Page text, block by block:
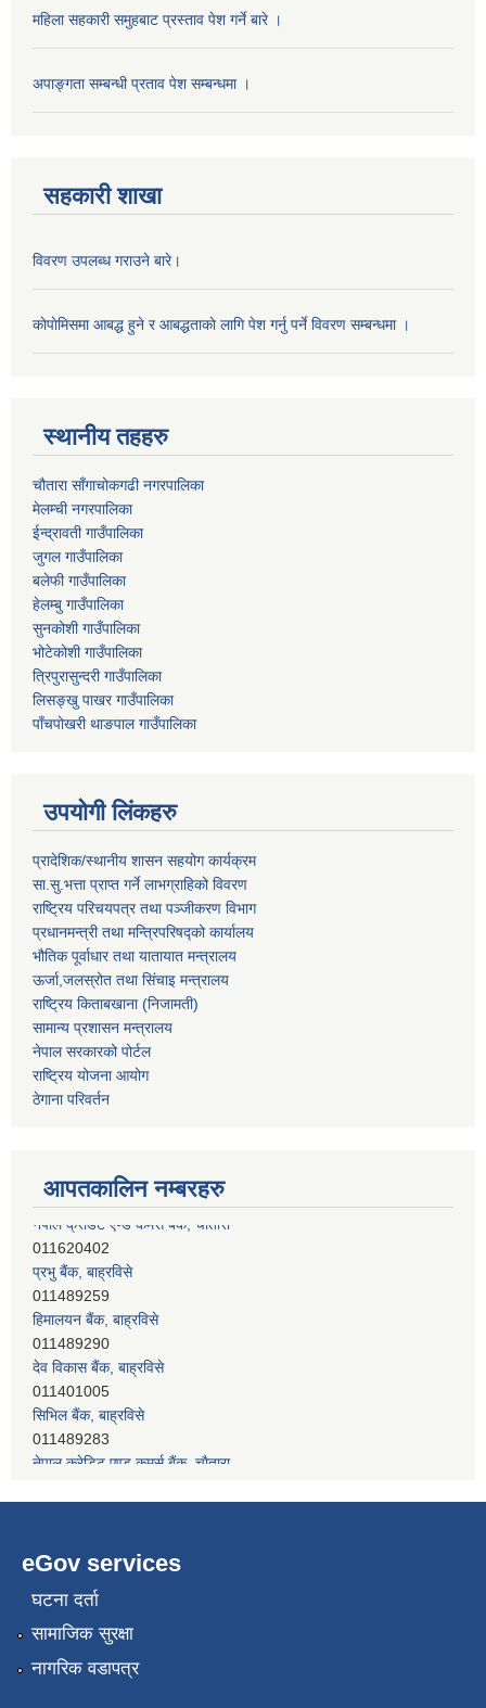
महिला सहकारी समुहबाट प्रस्ताव पेश गर्ने बारे ।
अपाङ्गता सम्बन्धी प्रताव पेश सम्बन्धमा ।
सहकारी शाखा
विवरण उपलब्ध गराउने बारे।
काेपाेमिसमा आबद्ध हुने र आबद्धताकाे लागि पेश गर्नु पर्ने विवरण सम्बन्धमा ।
स्थानीय तहहरु
चौतारा साँगाचोकगढी नगरपालिका
मेलम्ची नगरपालिका
ईन्द्रावती गाउँपालिका
जुगल गाउँपालिका
बलेफी गाउँपालिका
हेलम्बु गाउँपालिका
सुनकोशी गाउँपालिका
भोटेकोशी गाउँपालिका
त्रिपुरासुन्दरी गाउँपालिका
लिसङ्खु पाखर गाउँपालिका
पाँचपोखरी थाङपाल गाउँपालिका
उपयोगी लिंकहरु
प्रादेशिक/स्थानीय शासन सहयोग कार्यक्रम
सा.सु.भत्ता प्राप्त गर्ने लाभग्राहिको विवरण
राष्ट्रिय परिचयपत्र तथा पञ्‍जीकरण विभाग
प्रधानमन्त्री तथा मन्त्रिपरिषद्को कार्यालय
भौतिक पूर्वाधार तथा यातायात मन्त्रालय
ऊर्जा,जलस्रोत तथा सिंचाइ मन्त्रालय
राष्ट्रिय किताबखाना (निजामती)
सामान्य प्रशासन मन्त्रालय
नेपाल सरकारको पोर्टल
राष्ट्रिय योजना आयोग
ठेगाना परिवर्तन
आपतकालिन नम्बरहरु
प्रभु बैंक, बाह्रविसे
011489259
हिमालयन बैंक, बाह्रविसे
011489290
देव विकास बैंक, बाह्रविसे
011401005
सिभिल बैंक, बाह्रविसे
011489283
नेपाल क्रेडिट एण्ड कमर्स बैंक, चाैतारा
011620402
eGov services
घटना दर्ता
सामाजिक सुरक्षा
नागरिक वडापत्र